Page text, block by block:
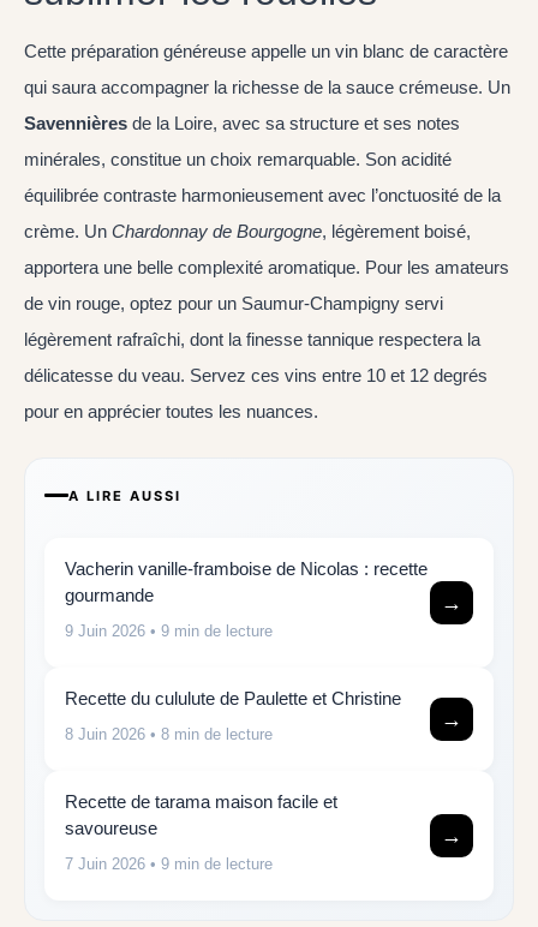
Cette préparation généreuse appelle un vin blanc de caractère
qui saura accompagner la richesse de la sauce crémeuse. Un
Savennières de la Loire, avec sa structure et ses notes
minérales, constitue un choix remarquable. Son acidité
équilibrée contraste harmonieusement avec l’onctuosité de la
crème. Un Chardonnay de Bourgogne, légèrement boisé,
apportera une belle complexité aromatique. Pour les amateurs
de vin rouge, optez pour un Saumur-Champigny servi
légèrement rafraîchi, dont la finesse tannique respectera la
délicatesse du veau. Servez ces vins entre 10 et 12 degrés
pour en apprécier toutes les nuances.
A LIRE AUSSI
Vacherin vanille-framboise de Nicolas : recette
gourmande
9 Juin 2026 • 9 min de lecture
→
Recette du cululute de Paulette et Christine
8 Juin 2026 • 8 min de lecture
→
Recette de tarama maison facile et
savoureuse
7 Juin 2026 • 9 min de lecture
→